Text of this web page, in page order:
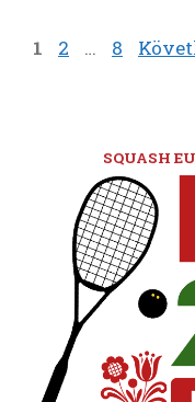
Oldal
1 Oldal
2 … Oldal
8
SQUASH